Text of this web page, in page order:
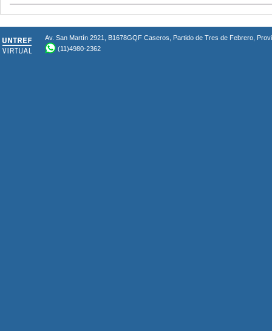
Av. San Martín 2921, B1678GQF Caseros, Partido de Tres de Febrero,
(11)4980-2362